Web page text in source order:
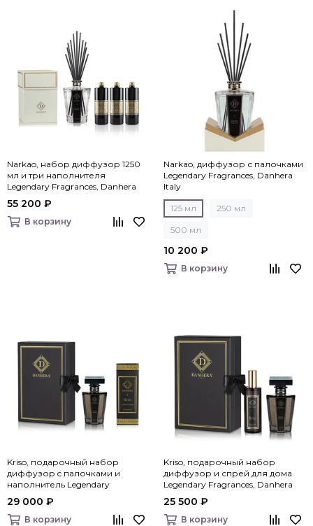
Narkao, набор диффузор 1250
мл и три наполнителя
Legendary Fragrances, Danhera
Italy
55 200 ₽
В корзину
Narkao, диффузор с палочками
Legendary Fragrances, Danhera
Italy
125 мл 250 мл
500 мл
10 200 ₽
В корзину
Kriso, подарочный набор
диффузор c палочками и
наполнитель Legendary
Fragrances, Danhera Italy
29 000 ₽
В корзину
Kriso, подарочный набор
диффузор и спрей для дома
Legendary Fragrances, Danhera
Italy
25 500 ₽
В корзину